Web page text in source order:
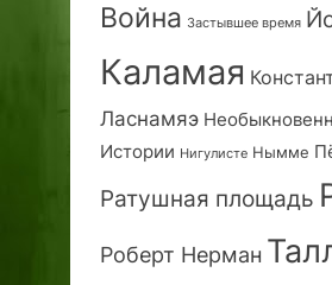
Война Застывшее время
Каламая
Ласнамяэ
Истории Нигулисте Нымме
Ратушная площадь
Роберт Нерман